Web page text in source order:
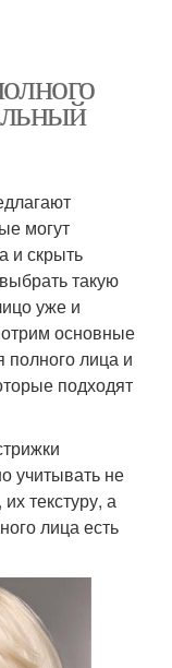
могут
и скрыть
такую
уже и
основные
полного лица и
подходят
учитывать не
текстуру, а
лица есть